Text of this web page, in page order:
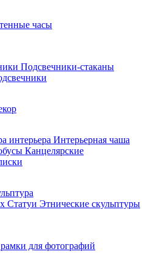
часы
Подсвечники-стаканы
интерьера Интерьерная чаша
Канцелярские
Статуи Этнические скульптуры
для фотографий